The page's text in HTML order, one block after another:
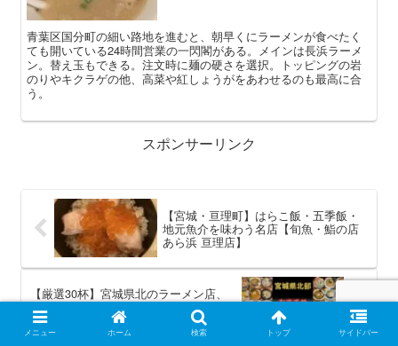
青葉区国分町の細い路地を進むと、朝早くにラーメンが食べたく
ても開いている24時間営業の一閃閣がある。メインは長浜ラーメ
ン。替え玉もできる。注文時に麺の硬さを選択。トッピングの岩
のりやキクラゲの他、高菜や紅しょうがをあわせるのも最高に合
う。
スポンサーリンク
【宮城・亘理町】はらこ飯・五季飯・
地元魚介を味わう名店【旬魚・鮨の店
あら浜 亘理店】
【厳選30杯】宮城県北のラーメン店、
大崎・登米・栗原など6地域から紹介
【まとめ記事】
メニュー ホーム 検索 トップ サイドバー